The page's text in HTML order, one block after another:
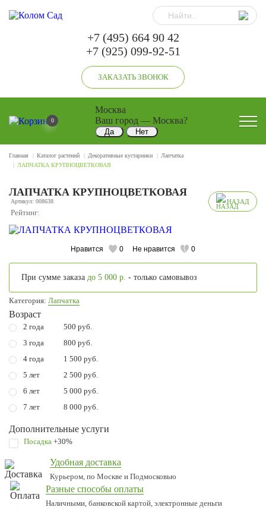
+7 (495) 664 90 42
+7 (925) 099-92-51
ЗАКАЗАТЬ ЗВОНОК
0
Москва
Ваш город — Москва?
Главная Каталог растений Декоративные кустарники
Лапчатка
ЛАПЧАТКА КРУПНОЦВЕТКОВАЯ
ЛАПЧАТКА КРУПНОЦВЕТКОВАЯ
Артикул: 008638
Рейтинг:
НАЗАД
Нравится 0 Не нравится 0
При сумме заказа до 5 000 р. - только самовывоз
Категория: Лапчатка
Возраст
2 года
500 руб.
3 года
800 руб.
4 года
1 500 руб.
5 лет
2 500 руб.
6 лет
5 000 руб.
7 лет
8 000 руб.
Дополнительные услуги
Посадка +30%
Удобная доставка
Курьером, по Москве и Подмосковью
Разные способы оплаты
Наличными, банковской картой, электронные деньги